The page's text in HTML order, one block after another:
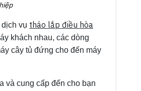
vụ tháo lắp điều hòa
khách nhau, các dòng
cây tủ đứng cho đến máy
và cung cấp đến cho bạn